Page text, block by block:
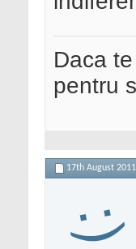
Daca
pentru
17th August